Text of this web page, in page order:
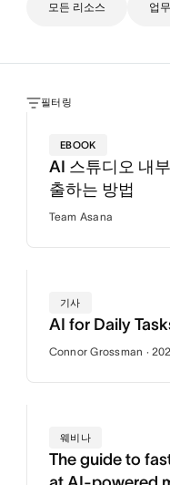
모든 리소스 업
필터링
EBOOK
AI 스튜디오 내
출하는 방법
Team Asana
기사
AI for Daily
Connor Grossman ·
웨비나
The guide to